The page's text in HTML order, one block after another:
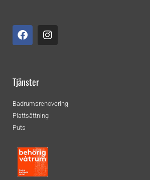
Tjänster
Badrumsrenovering
Plattsättning
Puts